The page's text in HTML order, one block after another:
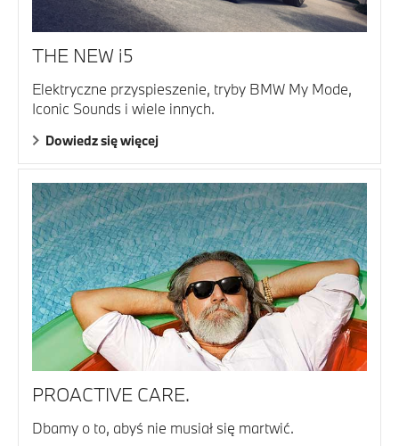
THE NEW i5
Elektryczne przyspieszenie, tryby BMW My Mode,
Iconic Sounds i wiele innych.
Dowiedz się więcej
PROACTIVE CARE.
Dbamy o to, abyś nie musiał się martwić.